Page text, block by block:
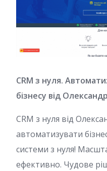
CRM з нуля.
бізнесу від
CRM з нуля від
автоматизувати
системи з нуля!
ефективно. Чудове